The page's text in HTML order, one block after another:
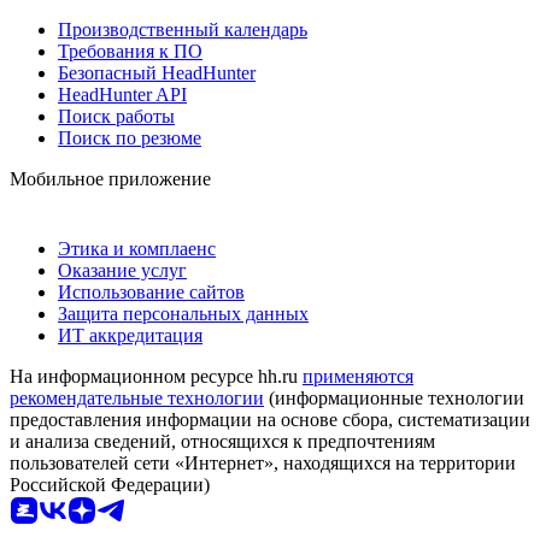
Производственный календарь
Требования к ПО
Безопасный HeadHunter
HeadHunter API
Поиск работы
Поиск по резюме
Мобильное приложение
Этика и комплаенс
Оказание услуг
Использование сайтов
Защита персональных данных
ИТ аккредитация
На информационном ресурсе hh.ru применяются
рекомендательные технологии (информационные технологии
предоставления информации на основе сбора, систематизации
и анализа сведений, относящихся к предпочтениям
пользователей сети «Интернет», находящихся на территории
Российской Федерации)